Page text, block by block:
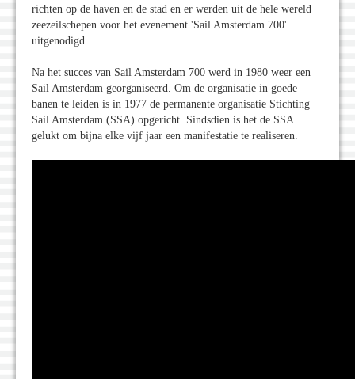
richten op de haven en de stad en er werden uit de hele wereld
zeezeilschepen voor het evenement 'Sail Amsterdam 700'
uitgenodigd.
Na het succes van Sail Amsterdam 700 werd in 1980 weer een
Sail Amsterdam georganiseerd. Om de organisatie in goede
banen te leiden is in 1977 de permanente organisatie Stichting
Sail Amsterdam (SSA) opgericht. Sindsdien is het de SSA
gelukt om bijna elke vijf jaar een manifestatie te realiseren.